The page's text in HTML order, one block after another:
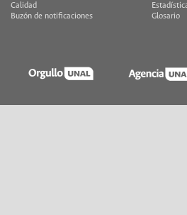
Calidad
Buzón de notificaciones
Glosario